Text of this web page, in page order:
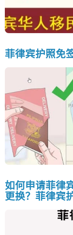
菲律宾护照免
如何申请菲律
更换？菲律宾